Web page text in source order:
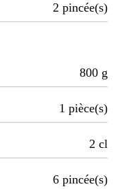
2 pincée(s)
800 g
1 pièce(s)
2 cl
6 pincée(s)